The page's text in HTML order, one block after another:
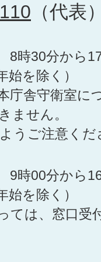
（代表
8時30分から
始を除く）
庁舎守衛室
ません。
うご注意くだ
9時00分から
始を除く）
ては、窓口受